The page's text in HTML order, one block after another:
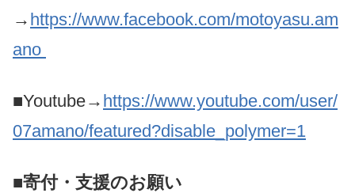
→ https://www.facebook.com/motoyasu.am
ano
■Youtube→ https://www.youtube.com/user/
07amano/featured?disable_polymer=1
■寄付・支援のお願い